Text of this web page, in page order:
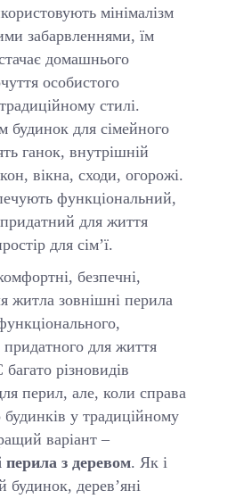
мінімалізм
забарвленнями, їм
домашнього
особистого
стилі.
будинок для сімейного
ганок, внутрішній
вікна, сходи, огорожі.
функціональний,
для життя
для сім’ї.
безпечні,
житла зовнішні перила
придатного для життя
багато різновидів
перил, але, коли справа
будинків у традиційному
варіант –
перила з деревом. Як і
будинок, дерев’яні